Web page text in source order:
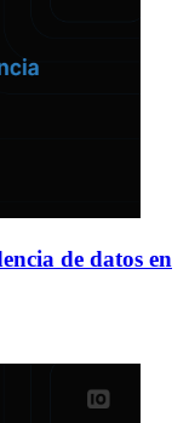
de datos en